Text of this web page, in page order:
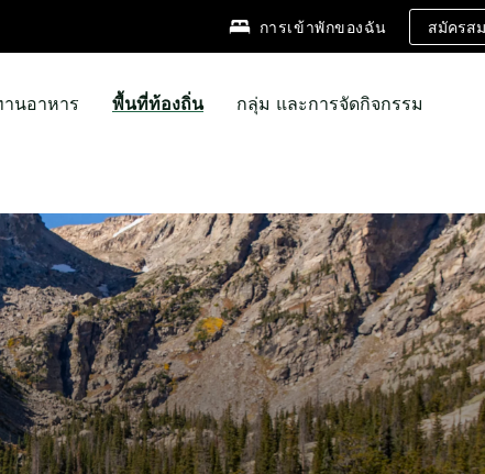
การเข้าพักของฉัน สมัครส
นอาหาร พื้นที่ท้องถิ่น กลุ่ม และการจัดกิจกรรม